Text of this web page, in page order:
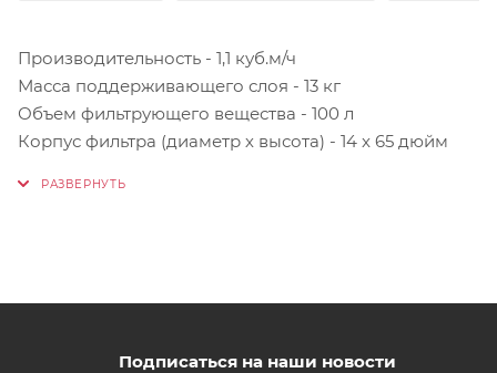
Производительность - 1,1 куб.м/ч
Масса поддерживающего слоя - 13 кг
Объем фильтрующего вещества - 100 л
Корпус фильтра (диаметр х высота) - 14 x 65 дюйм
Подписаться на наши новости